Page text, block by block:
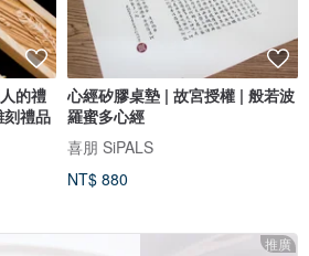
的禮
禮品
心經矽膠桌墊 | 故宮授權 | 般若波
羅蜜多心經
喜朋 SiPALS
NT$ 880
推廣